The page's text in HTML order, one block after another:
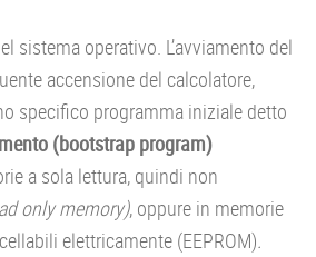
sistema operativo. L’avviamento del
accensione del calcolatore,
specifico programma iniziale detto
(bootstrap program)
a sola lettura, quindi non
only memory), oppure in memorie
elettricamente (EEPROM).